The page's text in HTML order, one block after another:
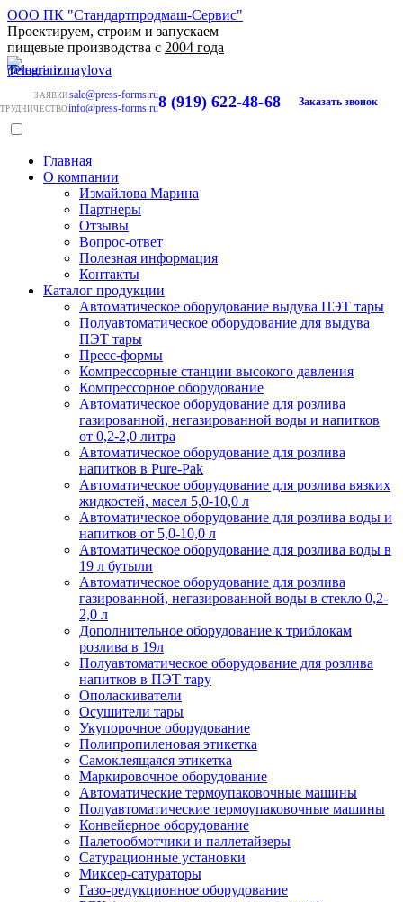
ООО ПК "Стандартпродмаш-Сервис"
Проектируем, строим и запускаем
пищевые производства с 2004 года
ЗАЯВКИ sale@press-forms.ru
info@press-forms.ru8 (919) 622-48-68 Заказать звонок
Главная
О компании
Измайлова Марина
Партнеры
Отзывы
Вопрос-ответ
Полезная информация
Контакты
Каталог продукции
Автоматическое оборудование выдува ПЭТ тары
Полуавтоматическое оборудование для выдува
ПЭТ тары
Пресс-формы
Компрессорные станции высокого давления
Компрессорное оборудование
Автоматическое оборудование для розлива
газированной, негазированной воды и напитков
от 0,2-2,0 литра
Автоматическое оборудование для розлива
напитков в Pure-Pak
Автоматическое оборудование для розлива вязких
жидкостей, масел 5,0-10,0 л
Автоматическое оборудование для розлива воды и
напитков от 5,0-10,0 л
Автоматическое оборудование для розлива воды в
19 л бутыли
Автоматическое оборудование для розлива
газированной, негазированной воды в стекло 0,2-
2,0 л
Дополнительное оборудование к триблокам
розлива в 19л
Полуавтоматическое оборудование для розлива
напитков в ПЭТ тару
Ополаскиватели
Осушители тары
Укупорочное оборудование
Полипропиленовая этикетка
Самоклеящаяся этикетка
Маркировочное оборудование
Автоматические термоупаковочные машины
Полуавтоматические термоупаковочные машины
Конвейерное оборудование
Палетообмотчики и паллетайзеры
Сатурационные установки
Миксер-сатураторы
Газо-редукционное оборудование